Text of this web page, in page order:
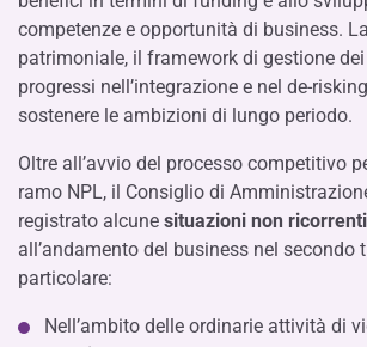
competenze e opportunità di business.
patrimoniale, il framework di gestione
progressi nell’integrazione e nel de-
sostenere le ambizioni di lungo periodo.
Oltre all’avvio del processo competitivo
ramo NPL, il Consiglio di
registrato alcune situazioni non ricorrenti
all’andamento del business nel secondo
particolare:
Nell’ambito delle ordinarie attività di